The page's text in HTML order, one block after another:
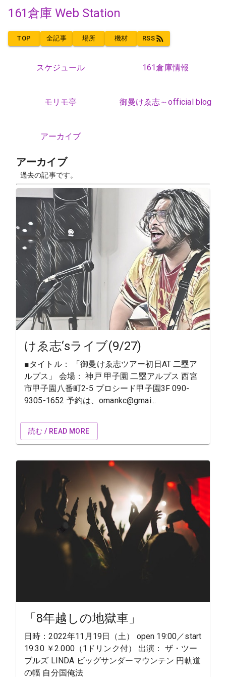
161倉庫 Web Station
TOP 全記事 場所 機材 RSS
スケジュール 161倉庫情報
モリモ亭 御曼けゑ志～official blog
アーカイブ
アーカイブ
過去の記事です。
けゑ志‘sライブ(9/27)
■タイトル： 「御曼けゑ志ツアー初日AT 二塁ア
ルプス」 会場： 神戸 甲子園 二塁アルプス 西宮
市甲子園八番町2-5 プロシード甲子園3F 090-
9305-1652 予約は、omankc@gmai...
読む / READ MORE
「8年越しの地獄車」
日時：2022年11月19日（土） open 19:00／start
19:30 ￥2.000（1ドリンク付） 出演： ザ・ツー
ブルズ LINDA ビッグサンダーマウンテン 円軌道
の幅 自分国俺法